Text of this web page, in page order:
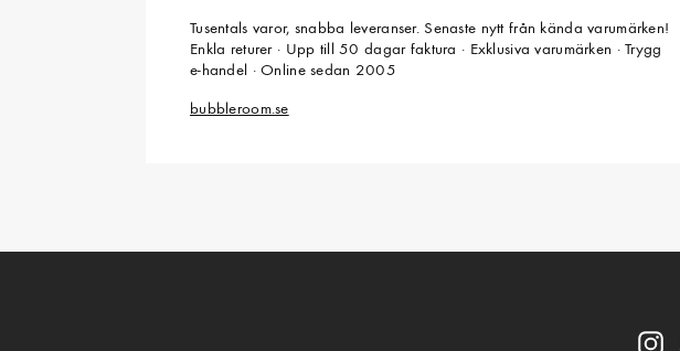
Tusentals varor, snabba leveranser. Senaste nytt från kända varumärken!
Enkla returer · Upp till 50 dagar faktura · Exklusiva varumärken · Trygg
e-handel · Online sedan 2005
bubbleroom.se